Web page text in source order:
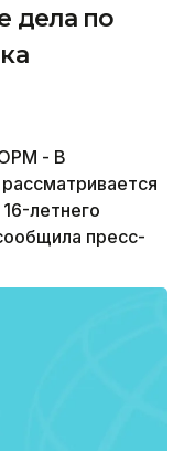
дела по
- В
летнего
пресс-